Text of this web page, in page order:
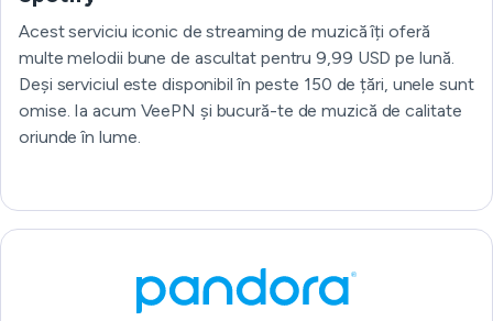
Acest serviciu iconic de streaming de muzică îți oferă
multe melodii bune de ascultat pentru 9,99 USD pe lună.
Deși serviciul este disponibil în peste 150 de țări, unele sunt
omise. Ia acum VeePN și bucură-te de muzică de calitate
oriunde în lume.